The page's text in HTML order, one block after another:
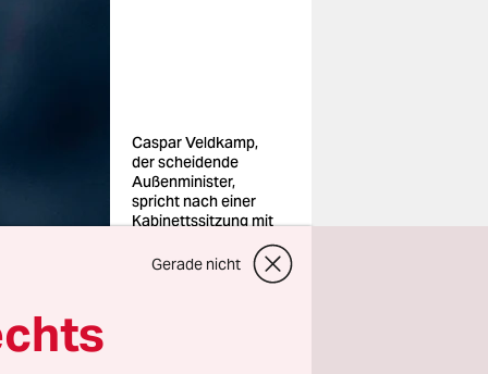
Caspar Veldkamp,
der scheidende
Außenminister,
spricht nach einer
Kabinettssitzung mit
Foto: Remko De
Gerade nicht